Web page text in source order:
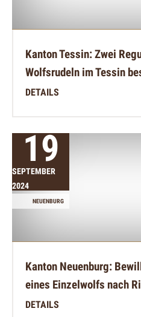
Kanton Tessin: Zwei
Wolfsrudeln im Tessin
DETAILS
19
SEPTEMBER
2024
NEUENBURG
Kanton Neuenburg:
eines Einzelwolfs nach
DETAILS